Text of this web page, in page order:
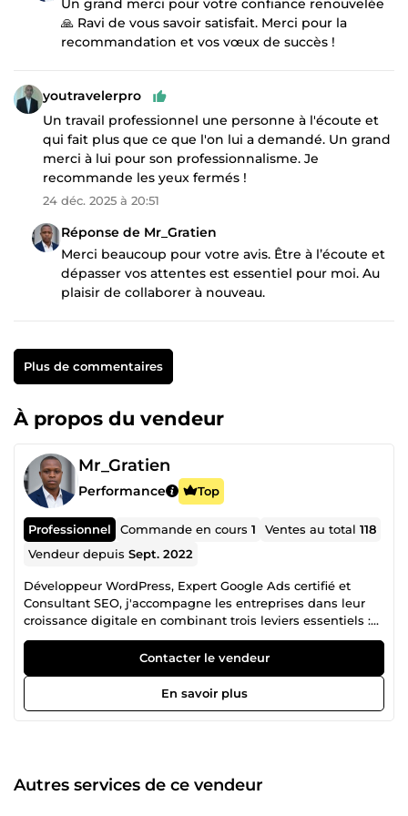
Un grand merci pour votre confiance renouvelée
🙏 Ravi de vous savoir satisfait. Merci pour la
recommandation et vos vœux de succès !
youtravelerpro
Un travail professionnel une personne à l'écoute et
qui fait plus que ce que l'on lui a demandé. Un grand
merci à lui pour son professionnalisme. Je
recommande les yeux fermés !
24 déc. 2025 à 20:51
Réponse de Mr_Gratien
Merci beaucoup pour votre avis. Être à l’écoute et
dépasser vos attentes est essentiel pour moi. Au
plaisir de collaborer à nouveau.
Plus de commentaires
À propos du vendeur
Mr_Gratien
Performance Top
Professionnel Commande en cours1 Ventes au total118
Vendeur depuisSept. 2022
Développeur WordPress, Expert Google Ads certifié et
Consultant SEO, j'accompagne les entreprises dans leur
croissance digitale en combinant trois leviers essentiels :
un site web performant, une visibilité optimisée sur les
moteurs de recherche, et des campagnes publicitaires
rentables. Cette approche à 360° me permet de proposer
des solutions cohérentes, où chaque compétence renforce
les autres pour maximiser vos résultats : plus de trafic
digitales capable de transformer votre présence en ligne
Contacter le vendeur
En savoir plus
Autres services de ce vendeur